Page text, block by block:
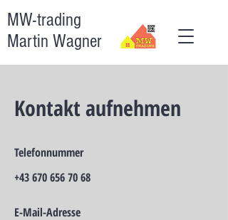
MW-trading
Martin Wagner
Kontakt aufnehmen
Telefonnummer
+43 670 656 70 68
E-Mail-Adresse